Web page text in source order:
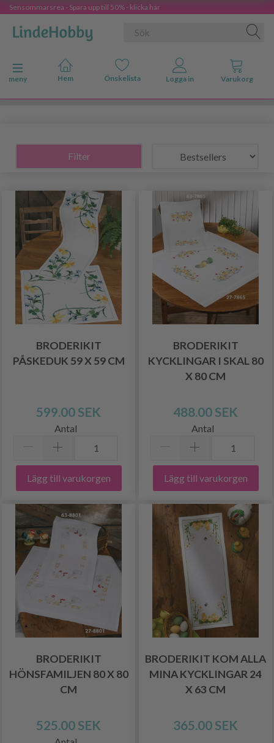
Sensommarsrea - Spara upp till 50% - klicka här
Ändra navigering
meny
Filter
BRODERIKIT
PÅSKEDUK 59 X 59 CM
599.00 SEK
Antal
Lägg till varukorgen
BRODERIKIT
KYCKLINGAR I SKAL 80
X 80 CM
488.00 SEK
Antal
Lägg till varukorgen
BRODERIKIT
HÖNSFAMILJEN 80 X 80
CM
525.00 SEK
BRODERIKIT KOM ALLA
MINA KYCKLINGAR 24
X 63 CM
365.00 SEK